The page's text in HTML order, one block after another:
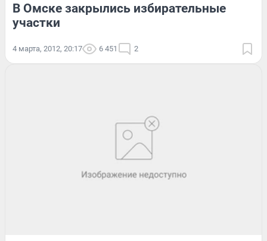
В Омске закрылись избирательные
участки
4 марта, 2012, 20:17 6 451 2